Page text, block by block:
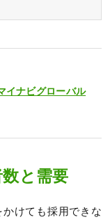
イナビグローバル
と需要
けても採用できな